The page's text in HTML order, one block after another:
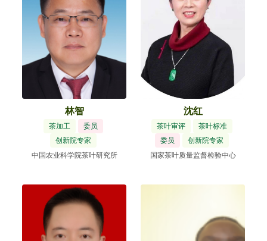
林智
茶加工
委员
创新院专家
中国农业科学院茶叶研究所
沈红
茶叶审评
茶叶标准
委员
创新院专家
国家茶叶质量监督检验中心